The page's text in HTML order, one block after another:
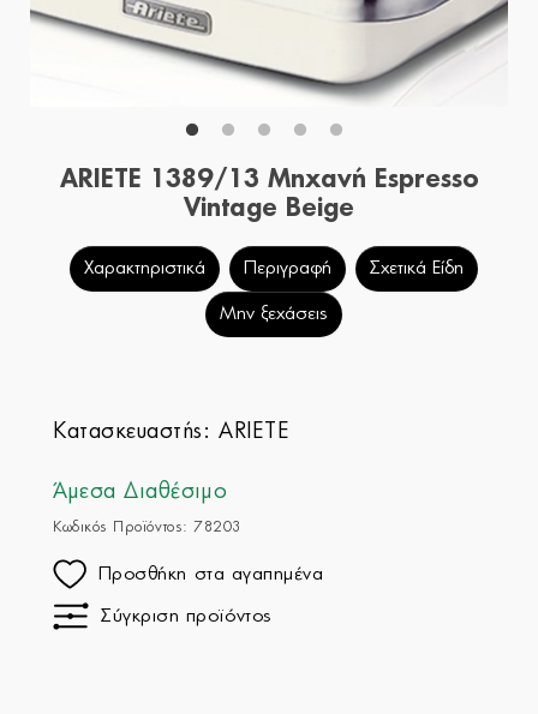
ARIETE 1389/13 Μηχανή Espresso
Vintage Beige
Χαρακτηριστικά Περιγραφή Σχετικά Είδη
Μην ξεχάσεις
Κατασκευαστής:ARIETE
Άμεσα Διαθέσιμο
Κωδικός Προϊόντος: 78203
Προσθήκη στα αγαπημένα
Σύγκριση προϊόντος